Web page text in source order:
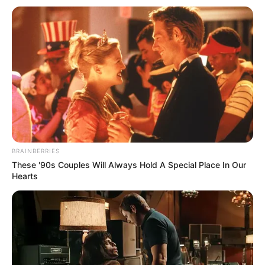
BRAINBERRIES
These '90s Couples Will Always Hold A Special Place In Our
Hearts